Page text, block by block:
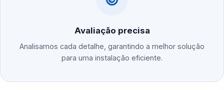
Avaliação precisa
Analisamos cada detalhe, garantindo a melhor solução
para uma instalação eficiente.